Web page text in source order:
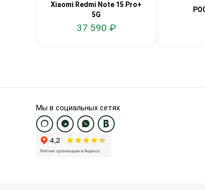
Xiaomi Redmi Note 15 Pro+
5G
37 590 ₽
Мы в социальных сетях